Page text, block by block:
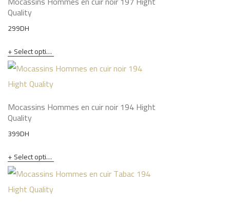
Quality
299DH
Select options
Mocassins Hommes en cuir noir 194 Hight
Quality
399DH
Select options